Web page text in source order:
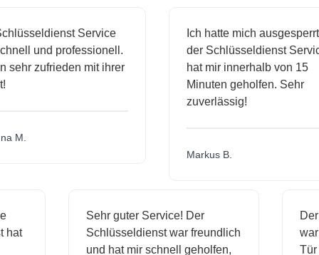
Service
und professionell.
zufrieden mit ihrer
M.
Ich hatte mich ausgesperrt
der Schlüsseldienst Service
hat mir innerhalb von 15
Minuten geholfen. Sehr
zuverlässig!
Markus B.
hat
Sehr guter Service! Der
Schlüsseldienst war freundlich
und hat mir schnell geholfen,